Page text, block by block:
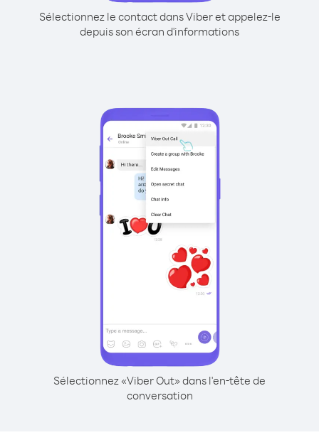
Sélectionnez le contact dans Viber et appelez-le
depuis son écran d'informations
Sélectionnez «Viber Out» dans l'en-tête de
conversation